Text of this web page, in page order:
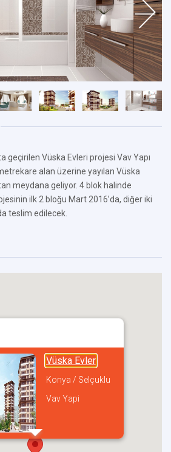
geçirilen Vüska Evleri projesi Vav Yapı
alan üzerine yayılan Vüska
meydana geliyor. 4 blok halinde
ilk 2 bloğu Mart 2016’da, diğer iki
teslim edilecek.
Vüska Evler
Konya / Selçuklu
Vav Yapi